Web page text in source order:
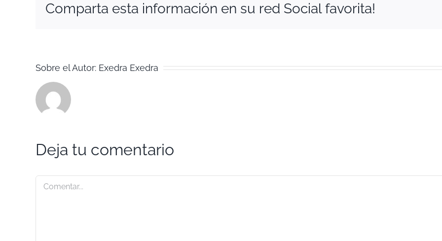
Comparta esta información en su red Social favorita!
Sobre el Autor: Exedra Exedra
Deja tu comentario
Comentar